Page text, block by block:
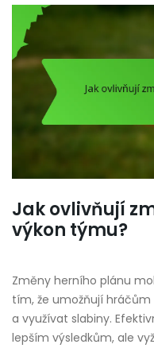
Jak ovlivňují
výkon týmu?
Změny herního plánu
tím, že umožňují
a využívat slabiny.
lepším výsledkům, ale